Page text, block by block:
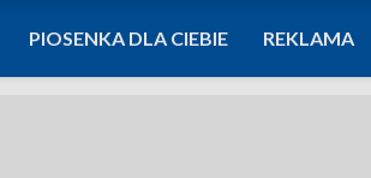
PIOSENKA DLA CIEBIE REKLAMA